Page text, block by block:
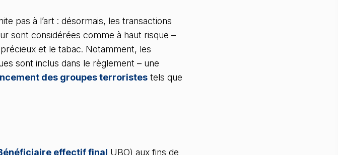
pas à l’art : désormais, les transactions
sont considérées comme à haut risque –
et le tabac. Notamment, les
sont inclus dans le règlement – une
des groupes terroristes tels que
effectif final UBO) aux fins de